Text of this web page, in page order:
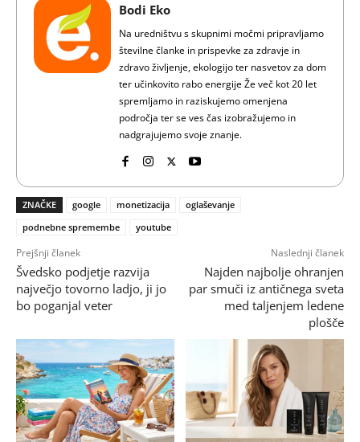
Bodi Eko
Na uredništvu s skupnimi močmi pripravljamo
številne članke in prispevke za zdravje in
zdravo življenje, ekologijo ter nasvetov za dom
ter učinkovito rabo energije Že več kot 20 let
spremljamo in raziskujemo omenjena
področja ter se ves čas izobražujemo in
nadgrajujemo svoje znanje.
ZNAČKE google monetizacija
oglaševanje
podnebne spremembe
youtube
Prejšnji članek
Švedsko podjetje razvija
največjo tovorno ladjo, ji jo
bo poganjal veter
Naslednji članek
Najden najbolje ohranjen
par smuči iz antičnega sveta
med taljenjem ledene
plošče